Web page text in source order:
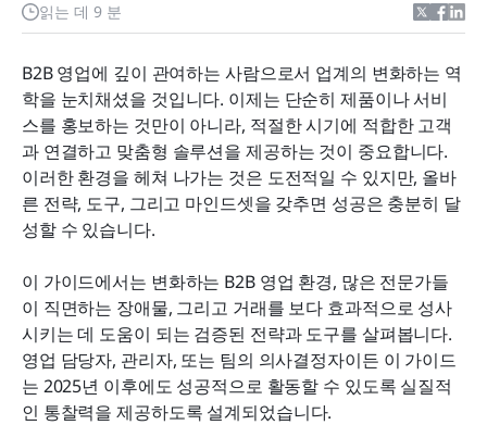
읽는 데 9 분
B2B 영업에 깊이 관여하는 사람으로서 업계의 변화하는 역
학을 눈치채셨을 것입니다. 이제는 단순히 제품이나 서비
스를 홍보하는 것만이 아니라, 적절한 시기에 적합한 고객
과 연결하고 맞춤형 솔루션을 제공하는 것이 중요합니다.
이러한 환경을 헤쳐 나가는 것은 도전적일 수 있지만, 올바
른 전략, 도구, 그리고 마인드셋을 갖추면 성공은 충분히 달
성할 수 있습니다.
이 가이드에서는 변화하는 B2B 영업 환경, 많은 전문가들
이 직면하는 장애물, 그리고 거래를 보다 효과적으로 성사
시키는 데 도움이 되는 검증된 전략과 도구를 살펴봅니다.
영업 담당자, 관리자, 또는 팀의 의사결정자이든 이 가이드
는 2025년 이후에도 성공적으로 활동할 수 있도록 실질적
인 통찰력을 제공하도록 설계되었습니다.
전환율을 높이기 위한 검증된 B2B 판매 전략
2026년에 활용할 주요 B2B 판매 동향
영업 팀에 적합한 도구 선택하기
귀하의 B2B 판매 실적을 향상시키기 위한 실행 가능
한 팁
결론